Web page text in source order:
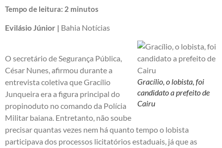
Tempo de leitura: 2 minutos
Evilásio Júnior | Bahia Notícias
Gracílio, o lobista, foi
candidato a prefeito de
Cairu
O secretário de Segurança Pública,
César Nunes, afirmou durante a
entrevista coletiva que Gracílio
Junqueira era a figura principal do
propinoduto no comando da Polícia
Militar baiana. Entretanto, não soube
precisar quantas vezes nem há quanto tempo o lobista
participava dos processos licitatórios estaduais, já que as